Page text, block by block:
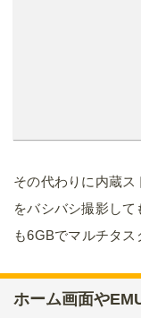
その代わりに内蔵
をバシバシ撮影し
も6GBでマルチタス
ホーム画面や